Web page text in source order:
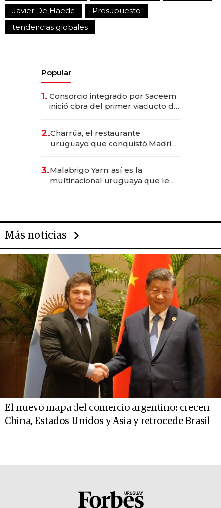
Javier De Haedo
Presupuesto
tendencias globales
Popular
1. Consorcio integrado por Saceem
inició obra del primer viaducto de
millones
2.Charrúa, el restaurante
uruguayo que conquistó Madrid:
anticipación y prepara apertura
3.Malabrigo Yarn: así es la
multinacional uruguaya que le
Más noticias
El nuevo mapa del comercio argentino: crecen
China, Estados Unidos y Asia y retrocede Brasil